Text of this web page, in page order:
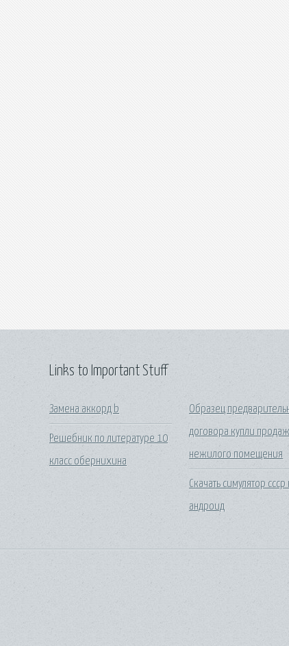
Links to Important Stuff
Замена аккорд b
Решебник по литературе 10
класс обернихина
Образец
договора купли
нежилого помещения
Скачать симулятор ссср
андроид